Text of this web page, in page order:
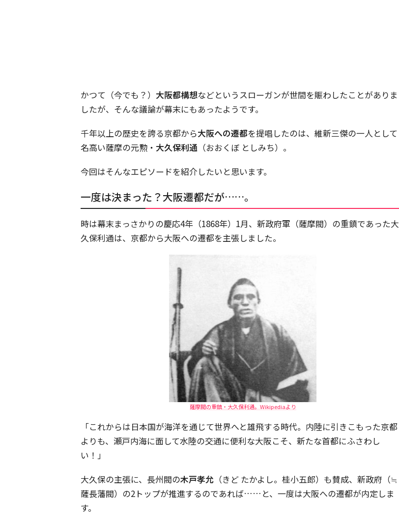
かつて（今でも？） 大阪都構想などというスローガンが世間を賑わしたことがありま
したが、そんな議論が幕末にもあったようです。
千年以上の歴史を誇る京都から大阪への遷都を提唱したのは、維新三傑の一人として
名高い薩摩の元勲・ 大久保利通 （おおくぼ としみち）。
今回はそんなエピソードを紹介したいと思います。
一度は決まった？大阪遷都だが……。
時は幕末まっさかりの慶応4年（1868年）1月、新政府軍（薩摩閥）の重鎮であった大
久保利通は、京都から大阪への遷都を主張しました。
薩摩閥の重鎮・大久保利通。Wikipediaより
「これからは日本国が海洋を通じて世界へと雄飛する時代。内陸に引きこもった京都
よりも、瀬戸内海に面して水陸の交通に便利な大阪こそ、新たな首都にふさわし
い！」
大久保の主張に、長州閥の木戸孝允 （きど たかよし。桂小五郎）も賛成、新政府（≒
薩長藩閥）の2トップが推進するのであれば……と、一度は大阪への遷都が内定しま
す。